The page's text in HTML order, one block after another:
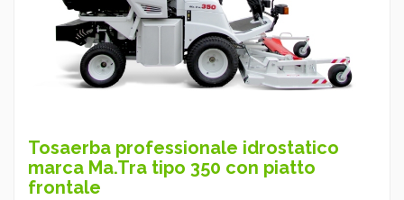
Tosaerba professionale idrostatico
marca Ma.Tra tipo 350 con piatto
frontale